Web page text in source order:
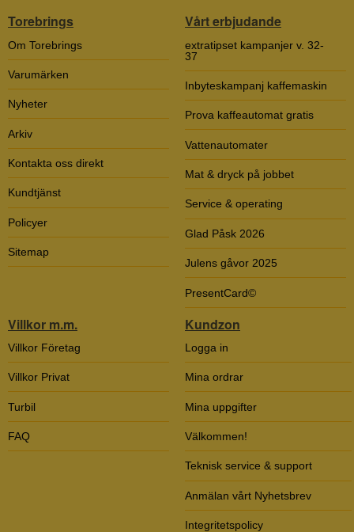
Torebrings
Om Torebrings
Varumärken
Nyheter
Arkiv
Kontakta oss direkt
Kundtjänst
Policyer
Sitemap
Vårt erbjudande
extratipset kampanjer v. 32-
37
Inbyteskampanj kaffemaskin
Prova kaffeautomat gratis
Vattenautomater
Mat & dryck på jobbet
Service & operating
Glad Påsk 2026
Julens gåvor 2025
PresentCard©
Villkor m.m.
Villkor Företag
Villkor Privat
Turbil
FAQ
Kundzon
Logga in
Mina ordrar
Mina uppgifter
Välkommen!
Teknisk service & support
Anmälan vårt Nyhetsbrev
Integritetspolicy